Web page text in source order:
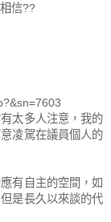
信??
太多人注意，我的
凌駕在議員個人的
有自主的空間，如
是長久以來談的代